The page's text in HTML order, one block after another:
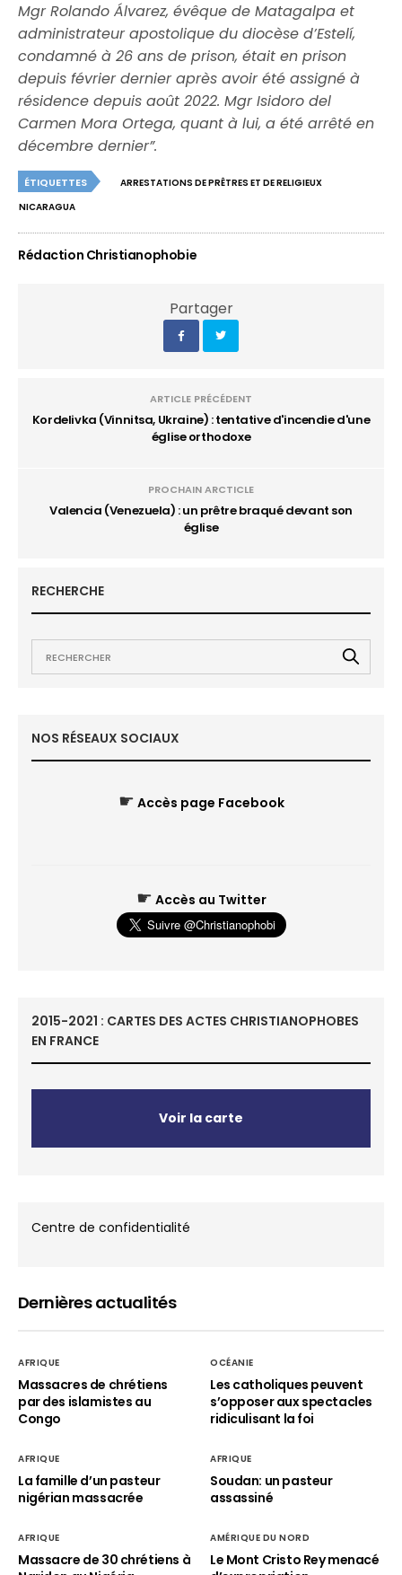
Mgr Rolando Álvarez, évêque de Matagalpa et
administrateur apostolique du diocèse d’Estelí,
condamné à 26 ans de prison, était en prison
depuis février dernier après avoir été assigné à
résidence depuis août 2022. Mgr Isidoro del
Carmen Mora Ortega, quant à lui, a été arrêté en
décembre dernier”.
ÉTIQUETTES
ARRESTATIONS DE PRÊTRES ET DE RELIGIEUX
NICARAGUA
Rédaction Christianophobie
Partager
ARTICLE PRÉCÉDENT
Kordelivka (Vinnitsa, Ukraine) : tentative d'incendie d'une
église orthodoxe
PROCHAIN ARCTICLE
Valencia (Venezuela) : un prêtre braqué devant son
église
RECHERCHE
NOS RÉSEAUX SOCIAUX
☛ Accès page Facebook
☛ Accès au Twitter
2015-2021 : CARTES DES ACTES CHRISTIANOPHOBES
EN FRANCE
Voir la carte
Centre de confidentialité
Dernières actualités
AFRIQUE
Massacres de chrétiens
par des islamistes au
Congo
OCÉANIE
Les catholiques peuvent
s’opposer aux spectacles
ridiculisant la foi
AFRIQUE
La famille d’un pasteur
nigérian massacrée
AFRIQUE
Soudan: un pasteur
assassiné
AFRIQUE
Massacre de 30 chrétiens à
AMÉRIQUE DU NORD
Le Mont Cristo Rey menacé